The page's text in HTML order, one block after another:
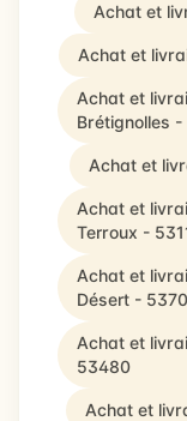
Achat et
Achat et
Achat et
Brétignolles -
Achat et
Achat et
Terroux -
Achat et
Désert -
Achat et
53480
Achat et